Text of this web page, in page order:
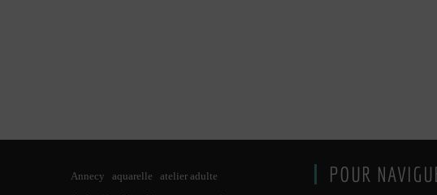
Annecy aquarelle
atelier adulte
POUR